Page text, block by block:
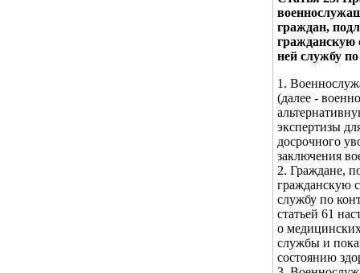
граждан,
гражданскую
ней службу
1.
(далее -
экспертизы
досрочного
заключения
2. Граждане,
гражданскую
службу по
статьей 61
о
службы и
состоянию